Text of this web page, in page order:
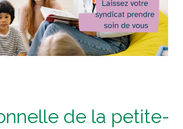
de la petite-